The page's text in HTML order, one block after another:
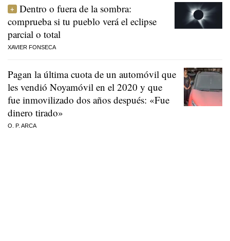
Dentro o fuera de la sombra:
comprueba si tu pueblo verá el eclipse
parcial o total
XAVIER FONSECA
Pagan la última cuota de un automóvil que
les vendió Noyamóvil en el 2020 y que
fue inmovilizado dos años después: «Fue
dinero tirado»
O. P. ARCA